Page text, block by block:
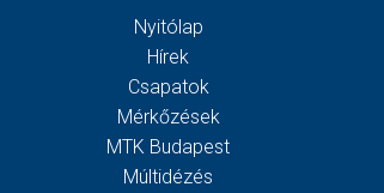
Nyitólap
Hírek
Csapatok
Mérkőzések
MTK Budapest
Múltidézés